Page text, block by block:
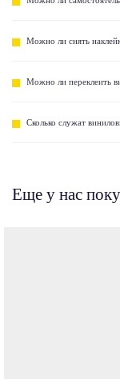
Можно ли снять
Можно ли переклеить
Сколько служат
Еще у нас